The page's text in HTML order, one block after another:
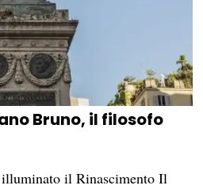
Bruno, il filosofo
il Rinascimento Il